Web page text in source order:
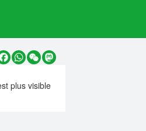
Facebook
WhatsApp
WeChatMastodon
plus visible